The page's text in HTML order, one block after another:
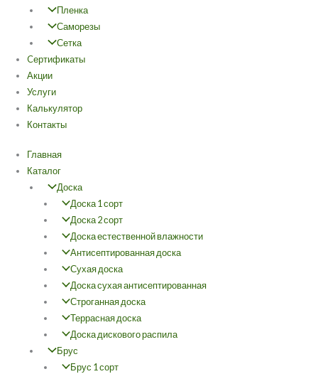
Пленка
Саморезы
Сетка
Cертификаты
Акции
Услуги
Калькулятор
Контакты
Главная
Каталог
Доска
Доска 1 сорт
Доска 2 сорт
Доска естественной влажности
Антисептированная доска
Сухая доска
Доска сухая антисептированная
Строганная доска
Террасная доска
Доска дискового распила
Брус
Брус 1 сорт